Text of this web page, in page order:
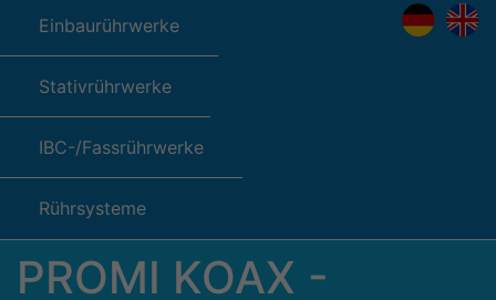
Einbaurührwerke
Stativrührwerke
IBC-/Fassrührwerke
Rührsysteme
PROMI KOAX -